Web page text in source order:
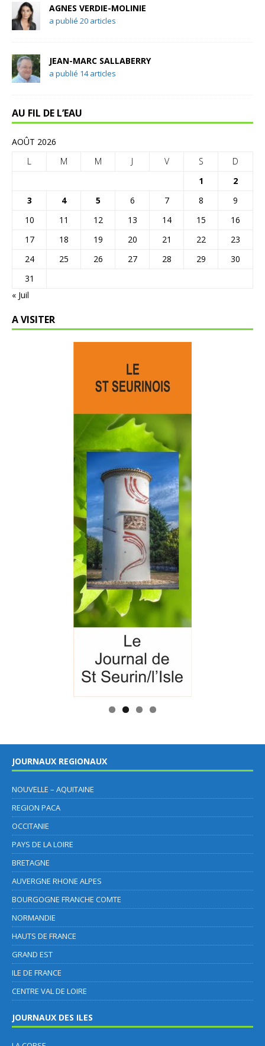
AGNES VERDIE-MOLINIE
a publié 20 articles
JEAN-MARC SALLABERRY
a publié 14 articles
AU FIL DE L’EAU
AOÛT 2026
L
M M J V S
D
1
2
3
4 5 6 7 8
9
10
11 12 13 14 15
16
17
18 19 20 21 22
23
24
25 26 27 28 29
30
31
« Juil
A VISITER
JOURNAUX REGIONAUX
NOUVELLE – AQUITAINE
REGION PACA
OCCITANIE
PAYS DE LA LOIRE
BRETAGNE
AUVERGNE RHONE ALPES
BOURGOGNE FRANCHE COMTE
NORMANDIE
HAUTS DE FRANCE
GRAND EST
ILE DE FRANCE
CENTRE VAL DE LOIRE
JOURNAUX DES ILES